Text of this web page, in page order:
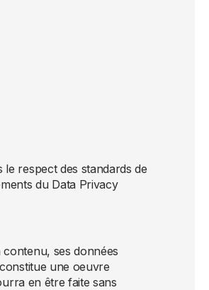
respect des standards de
du Data Privacy
ses données
une oeuvre
en être faite sans